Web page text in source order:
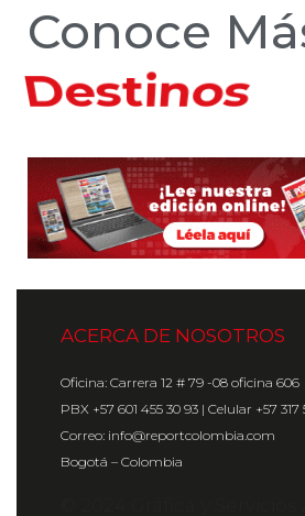
Conoce
Hoteles
ACERCA DE NOSOTROS
Oficina: Carrera 12 # 79 -08 oficina 606
PBX +57 601 455 30 93 | Celular +57 317
Correo: info@reportcolombia.com
Bogotá – Colombia